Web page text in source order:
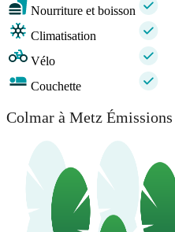
Nourriture et boisson
Climatisation
Vélo
Couchette
Colmar à Metz